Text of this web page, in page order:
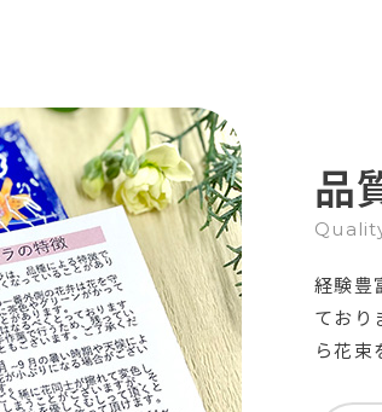
品
経験豊
ており
ら花束